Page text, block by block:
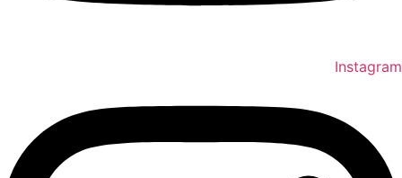
Instagram